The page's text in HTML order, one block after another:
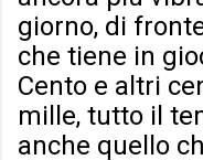
giorno, di
che tiene in
Cento e altri
mille, tutto il
anche quello